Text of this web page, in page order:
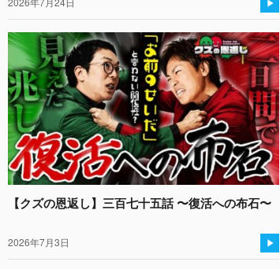
【クズの恩返し】三百七十五話 〜復活への布石〜
2026年7月3日